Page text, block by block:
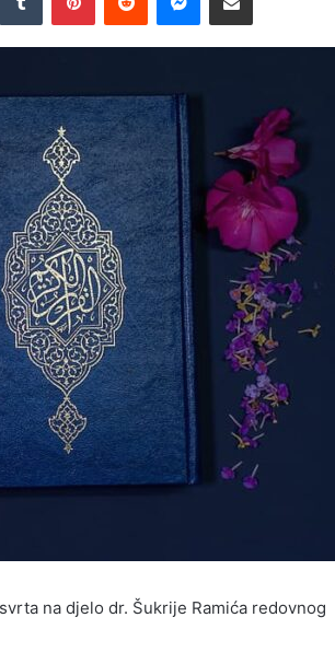
na djelo dr. Šukrije Ramića redovnog